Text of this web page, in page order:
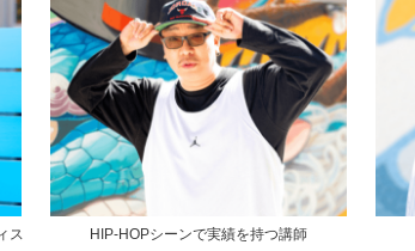
ス
HIP-HOPシーンで実績を持つ講師